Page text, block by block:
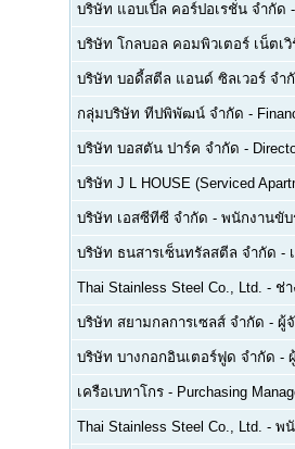
บริษัท แอบเปิ้ล คอร์ปอเรชั่น จำกัด -
บริษัท โกลบอล คอมพิวเตอร์ เน็ตเ
บริษัท บอดี้สตีล แอนด์ ซิลเวอร์ จำ
กลุ่มบริษัท ทีปพิพัฒน์ จำกัด -
บริษัท บอสตัน ปาร์ค จำกัด -
บริษัท J L HOUSE (Serviced
บริษัท เอสซีทีซี จำกัด - พนักงานขั
บริษัท ธนสารเซ็นทรัลสตีล จำกัด -
Thai Stainless Steel Co., Ltd. - ช่
บริษัท สยามกลการเซลส์ จำกัด - ผู้
บริษัท บางกอกอินเตอร์ฟูด จำกัด -
เครือเบทาโกร - Purchasing
Thai Stainless Steel Co., Ltd. - พ